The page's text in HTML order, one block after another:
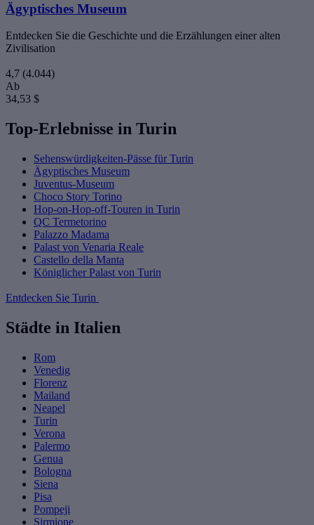
Ägyptisches Museum
Entdecken Sie die Geschichte und die Erzählungen einer alten
Zivilisation
4,7 (4.044)
Ab
34,53 $
Top-Erlebnisse in Turin
Sehenswürdigkeiten-Pässe für Turin
Ägyptisches Museum
Juventus-Museum
Choco Story Torino
Hop-on-Hop-off-Touren in Turin
QC Termetorino
Palazzo Madama
Palast von Venaria Reale
Castello della Manta
Königlicher Palast von Turin
Entdecken Sie Turin
Städte in Italien
Rom
Venedig
Florenz
Mailand
Neapel
Turin
Verona
Palermo
Genua
Bologna
Siena
Pisa
Pompeji
Sirmione